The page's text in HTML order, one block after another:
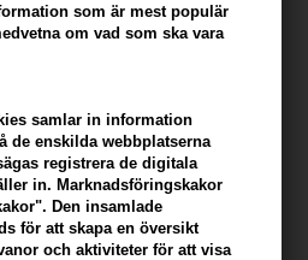
som är mest populär
om vad som ska vara
samlar in information
de enskilda webbplatserna
registrera de digitala
in. Marknadsföringskakor
Den insamlade
för att skapa en översikt
och aktiviteter för att visa
VP /
COPOLYMER, PROPANE,
LASKOLYL-KOLOLYR-
CITRONELLOL,
GERANIOL, HEXYLKINNAMAL,
LIN.